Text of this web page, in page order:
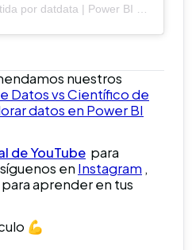
por datdata | Power BI (@datdata)
nuestros
Datos vs Científico de
datos en Power BI
de YouTube para
en Instagram ,
para aprender en tus
💪